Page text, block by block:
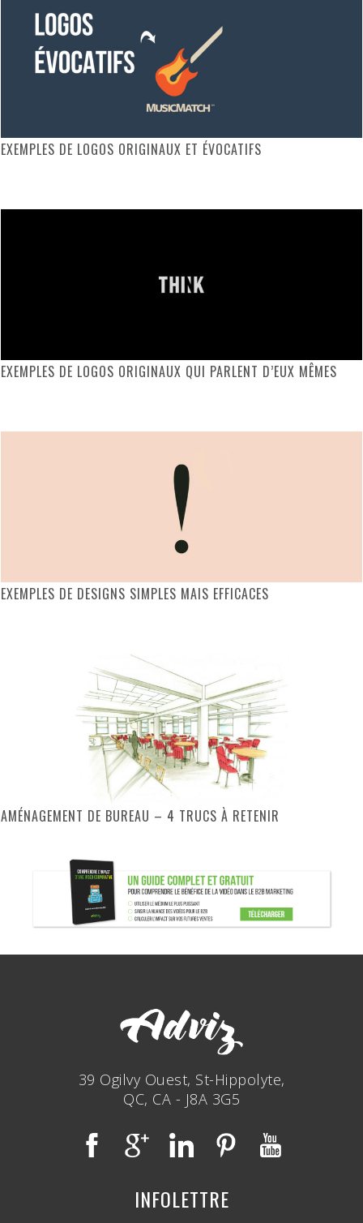
EXEMPLES DE LOGOS ORIGINAUX ET ÉVOCATIFS
EXEMPLES DE LOGOS ORIGINAUX QUI PARLENT D’EUX MÊMES
EXEMPLES DE DESIGNS SIMPLES MAIS EFFICACES
AMÉNAGEMENT DE BUREAU – 4 TRUCS À RETENIR
39 Ogilvy Ouest, St-Hippolyte,
QC, CA - J8A 3G5
INFOLETTRE